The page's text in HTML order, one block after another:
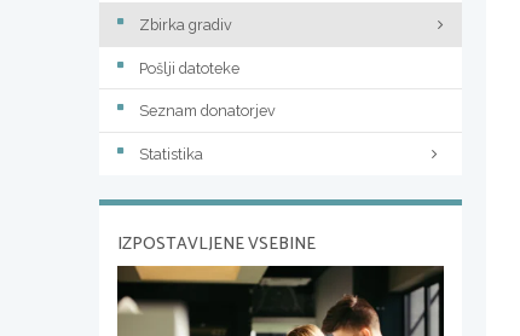
Zbirka gradiv
Pošlji datoteke
Seznam donatorjev
Statistika
IZPOSTAVLJENE VSEBINE